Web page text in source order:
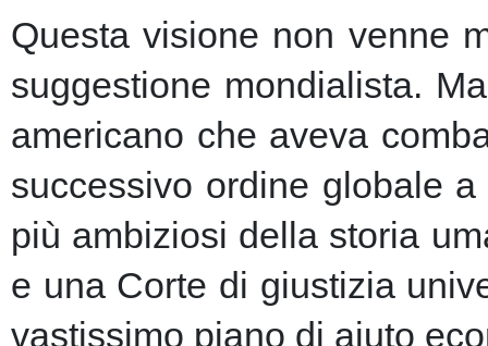
Questa visione non venne
suggestione mondialista.
americano che aveva
successivo ordine globale
più ambiziosi della storia
e una Corte di giustizia
vastissimo piano di aiuto